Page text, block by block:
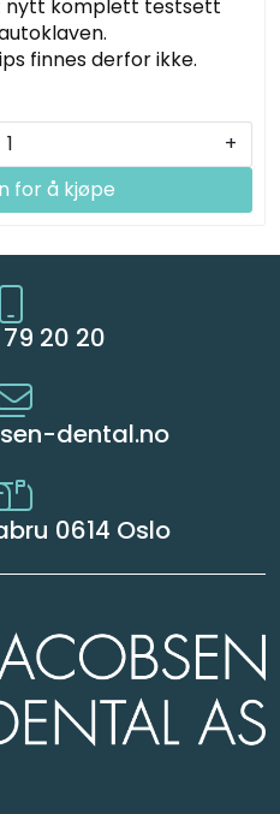
nytt komplett testsett
finnes derfor ikke.
+
for å kjøpe
20 20
dental.no
0614 Oslo